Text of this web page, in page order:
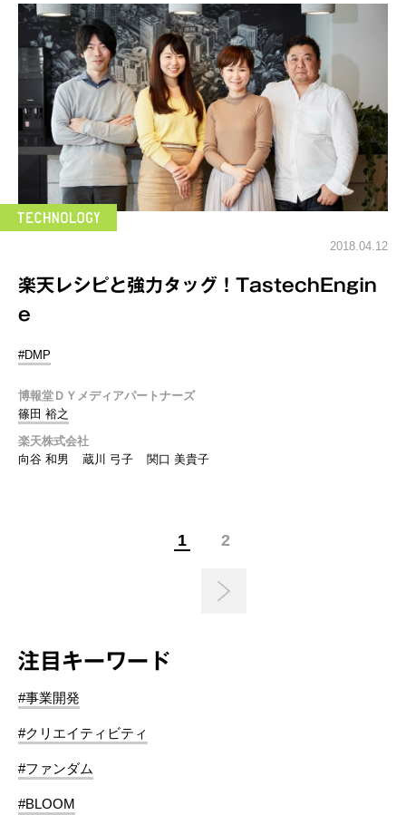
2018.04.12
楽天レシピと強力タッグ！TastechEngin
e
#DMP
博報堂ＤＹメディアパートナーズ
篠田 裕之
楽天株式会社
向谷 和男
蔵川 弓子 関口 美貴子
1 2
注目キーワード
#事業開発
#クリエイティビティ
#ファンダム
#BLOOM